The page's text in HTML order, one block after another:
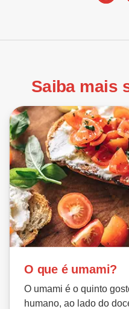
Saiba mais
O que é umami?
O umami é o quinto
humano, ao lado do